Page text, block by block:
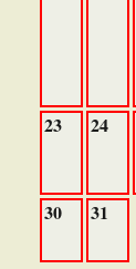
23 24
30 31